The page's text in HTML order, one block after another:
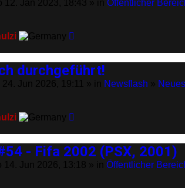
Öffentlicher
durchgeführt!
Newsflash
- Fifa 2002 (PSX, 2001)
Öffentlicher